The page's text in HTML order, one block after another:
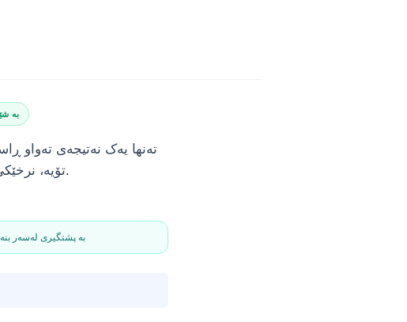
بە
تەنها یەک نەتیجەی تەواو
تۆیە، نرخێکی گۆڕانکارییەکەت، و ئەوەیە کە چەندین نیشانە (مارکر) لە یەک کاتدا دەگۆڕن.
✅ بە پشتگیری لەسەر